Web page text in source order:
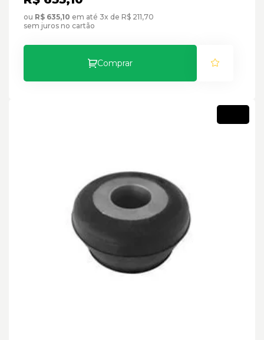
ou R$ 635,10 em até 3x de R$ 211,70
sem juros no cartão
Comprar